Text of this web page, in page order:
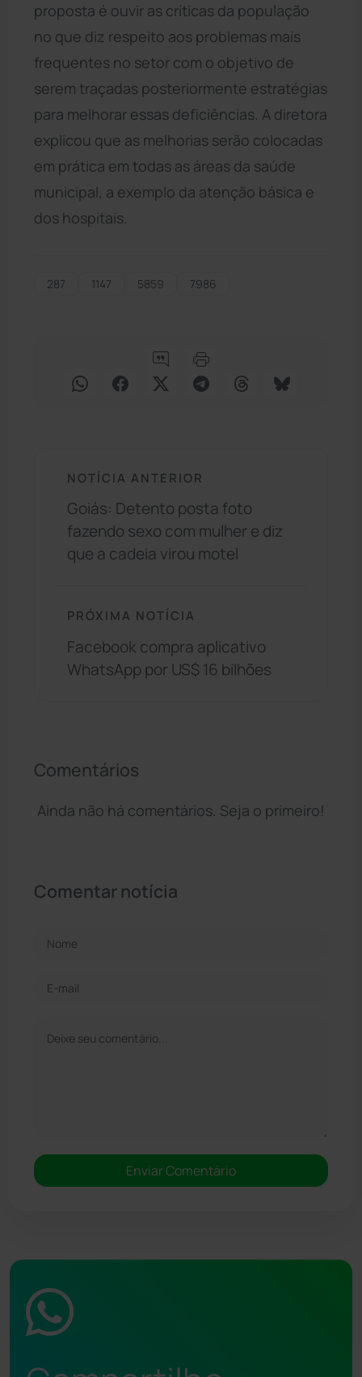
proposta é ouvir as críticas da população
no que diz respeito aos problemas mais
frequentes no setor com o objetivo de
serem traçadas posteriormente estratégias
para melhorar essas deficiências. A diretora
explicou que as melhorias serão colocadas
em prática em todas as áreas da saúde
municipal, a exemplo da atenção básica e
dos hospitais.
287 1147 5859 7986
NOTÍCIA ANTERIOR
Goiás: Detento posta foto
fazendo sexo com mulher e diz
que a cadeia virou motel
PRÓXIMA NOTÍCIA
Facebook compra aplicativo
WhatsApp por US$ 16 bilhões
Comentários
Ainda não há comentários. Seja o primeiro!
Comentar notícia